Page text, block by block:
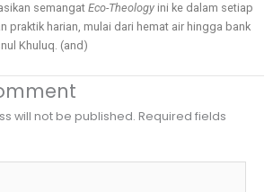
semangat Eco-Theology ini ke dalam setiap
praktik harian, mulai dari hemat air hingga bank
Khuluq. (and)
will not be published. Required fields